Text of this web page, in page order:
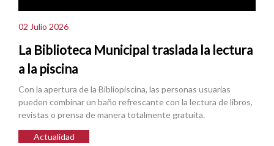
02 Julio 2026
La Biblioteca Municipal traslada la lectura
a la piscina
Con la apertura de la Bibliopiscina, las personas usuarias
pueden combinar un baño refrescante con la lectura de libros,
revistas o prensa de manera totalmente gratuita.
Actualidad